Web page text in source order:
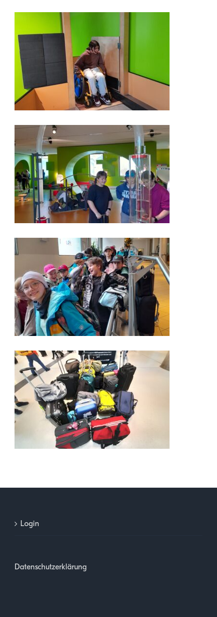
Login
Datenschutzerklärung